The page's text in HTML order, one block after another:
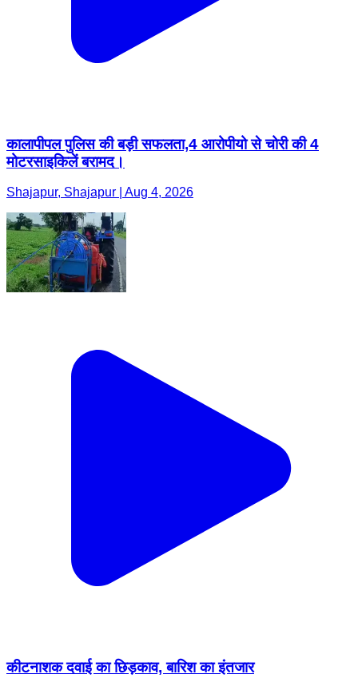
कालापीपल पुलिस की बड़ी सफलता,4 आरोपीयो से चोरी की 4
मोटरसाइकिलें बरामद।
Shajapur, Shajapur | Aug 4, 2026
कीटनाशक दवाई का छिड़काव, बारिश का इंतजार